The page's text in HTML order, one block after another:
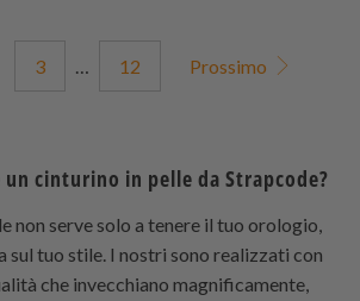
3 … 12 Prossimo
un cinturino in pelle da Strapcode?
non serve solo a tenere il tuo orologio,
sul tuo stile. I nostri sono realizzati con
che invecchiano magnificamente,